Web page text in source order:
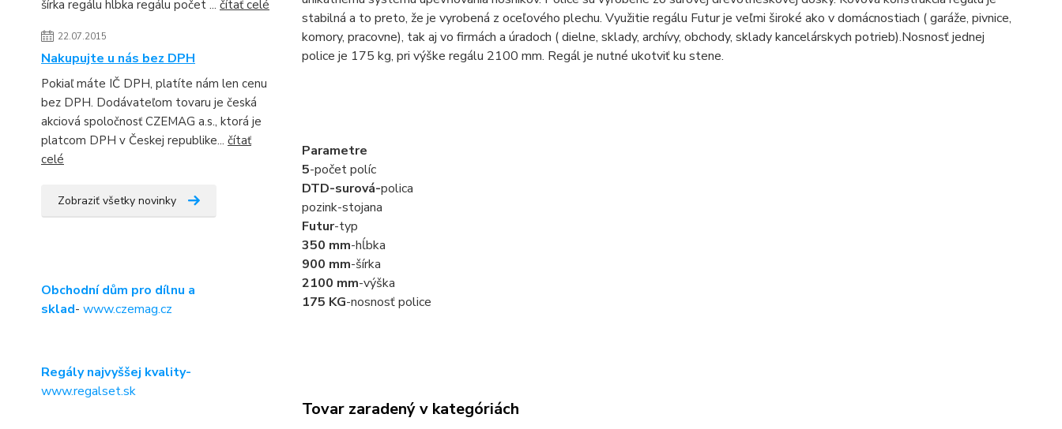
šírka regálu hlbka regálu počet ... čítať celé
22.07.2015
Nakupujte u nás bez DPH
Pokiaľ máte IČ DPH, platíte nám len cenu
bez DPH. Dodávateľom tovaru je česká
akciová spoločnosť CZEMAG a.s., ktorá je
platcom DPH v Českej republike... čítať
celé
Zobraziť všetky novinky
Obchodní dům pro dílnu a
sklad- www.czemag.cz
Regály najvyššej kvality-
www.regalset.sk
stabilná a to preto, že je vyrobená z oceľového plechu. Využitie regálu Futur je veľmi široké ako v domácnostiach ( garáže, pivnice,
komory, pracovne), tak aj vo firmách a úradoch ( dielne, sklady, archívy, obchody, sklady kancelárskych potrieb).Nosnosť jednej
police je 175 kg, pri výške regálu 2100 mm. Regál je nutné ukotviť ku stene.
Parametre
5-počet políc
DTD-surová-polica
pozink-stojana
Futur-typ
350 mm-hĺbka
900 mm-šírka
2100 mm-výška
175 KG-nosnosť police
Tovar zaradený v kategóriách